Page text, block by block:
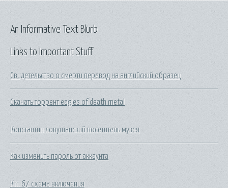
Links to Important Stuff
Свидетельство о смерти перевод на английский образец
Скачать торрент eagles of death metal
Константин лопушанский посетитель музея
Как изменить пароль от аккаунта
Ктп 67 схема включения
An Informative Text Blurb